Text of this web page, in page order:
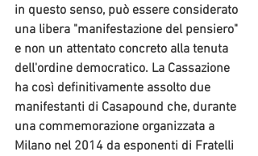
in questo senso, può essere considerato
una libera "manifestazione del pensiero"
e non un attentato concreto alla tenuta
dell'ordine democratico. La Cassazione
ha così definitivamente assolto due
manifestanti di Casapound che, durante
una commemorazione organizzata a
Milano nel 2014 da esponenti di Fratelli